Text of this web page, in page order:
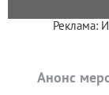
Реклама:
Анонс